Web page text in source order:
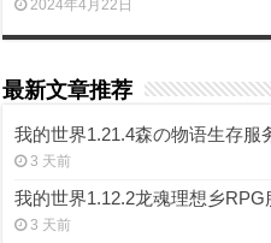
2024年4月22日
最新文章推荐
我的世界1.21.4森の物语生存服
3 天前
我的世界1.12.2龙魂理想乡RPG
3 天前